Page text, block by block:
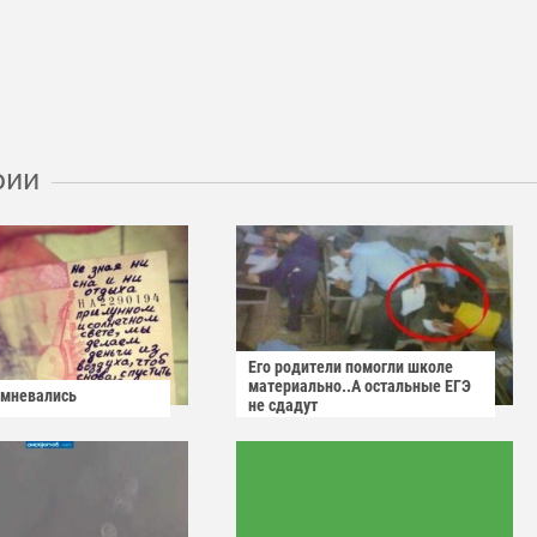
Его родители помогли школе
материально..А остальные ЕГЭ
не сдадут